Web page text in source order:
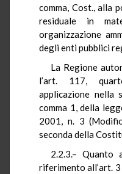
comma, Cost., alla
residuale in
organizzazione
degli enti pubblici
La Regione
l’art. 117,
applicazione nella
comma 1, della
2001, n. 3
seconda della
2.2.3.– Quanto
riferimento all’art.